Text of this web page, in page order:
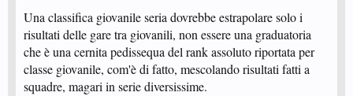
Una classifica giovanile seria dovrebbe estrapolare solo i
risultati delle gare tra giovanili, non essere una graduatoria
che è una cernita pedissequa del rank assoluto riportata per
classe giovanile, com'è di fatto, mescolando risultati fatti a
squadre, magari in serie diversissime.